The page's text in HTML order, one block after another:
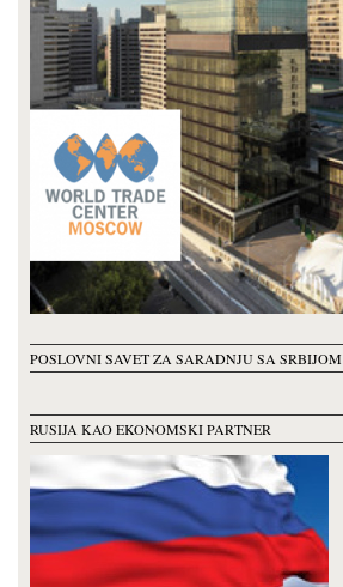
POSLOVNI SAVET ZA SARADNJU SA SRBIJOM
RUSIJA KAO EKONOMSKI PARTNER